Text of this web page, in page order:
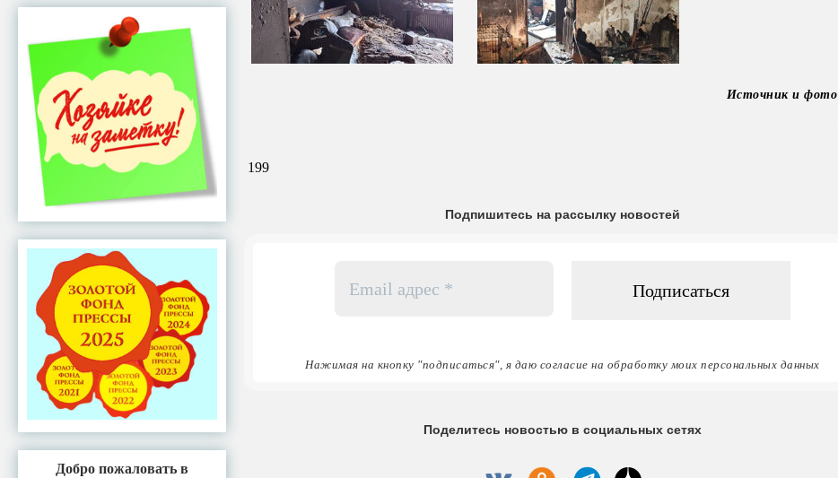
Добро пожаловать в
Источник и фото
199
Подпишитесь на рассылку новостей
адрес
Нажимая на кнопку "подписаться", я даю согласие на обработку моих персональных данных
Поделитесь новостью в социальных сетях